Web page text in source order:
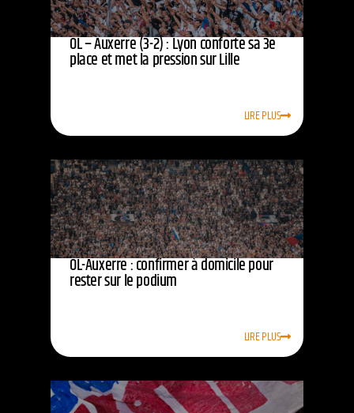
OL – Auxerre (3-2) : Lyon conforte sa 3e
place et met la pression sur Lille
LIRE PLUS
OL-Auxerre : confirmer à domicile pour
rester sur le podium
LIRE PLUS